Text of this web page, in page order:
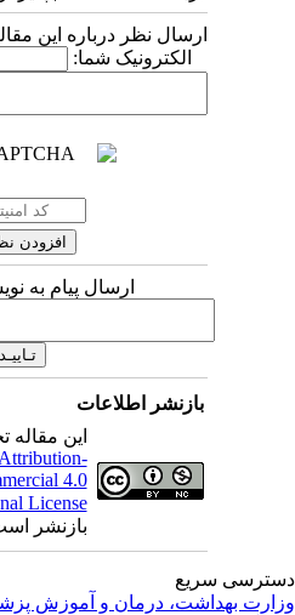
ارسال نظر درباره این
الکترونیک شما:
ارسال پیام به
بازنشر اطلاعات
این مقاله
Attribution-
4.0
License
بازنشر
سریع
بهداشت، درمان و آموزش